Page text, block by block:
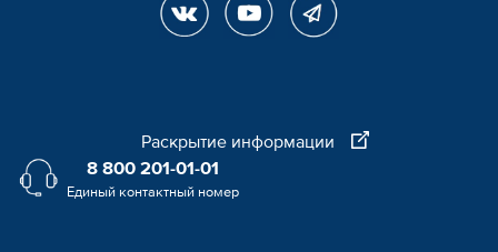
8 800 201-01-01
Единый контактный номер
Раскрытие информации